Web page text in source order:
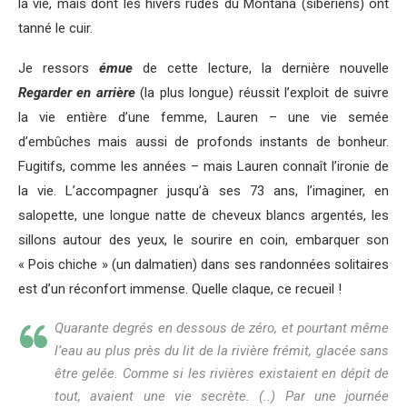
la vie, mais dont les hivers rudes du Montana (sibériens) ont
tanné le cuir.
Je ressors émue de cette lecture, la dernière nouvelle
Regarder en arrière(la plus longue) réussit l’exploit de suivre
la vie entière d’une femme, Lauren – une vie semée
d’embûches mais aussi de profonds instants de bonheur.
Fugitifs, comme les années – mais Lauren connaît l’ironie de
la vie. L’accompagner jusqu’à ses 73 ans, l’imaginer, en
salopette, une longue natte de cheveux blancs argentés, les
sillons autour des yeux, le sourire en coin, embarquer son
« Pois chiche » (un dalmatien) dans ses randonnées solitaires
est d’un réconfort immense. Quelle claque, ce recueil !
Quarante degrés en dessous de zéro, et pourtant même
l’eau au plus près du lit de la rivière frémit, glacée sans
être gelée. Comme si les rivières existaient en dépit de
tout, avaient une vie secrète. (..) Par une journée